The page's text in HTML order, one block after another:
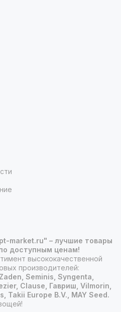
market.ru" – лучшие товары
доступным ценам!
высококачественной
производителей:
Seminis, Syngenta,
Clause, Гавриш, Vilmorin,
Takii Europe B.V., MAY Seed.